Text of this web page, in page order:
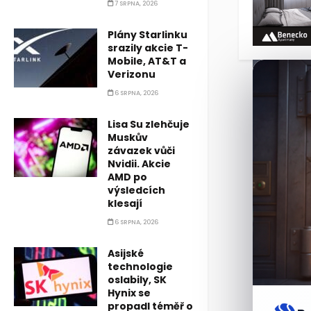
7 SRPNA, 2026
Plány Starlinku
srazily akcie T-
Mobile, AT&T a
Verizonu
6 SRPNA, 2026
Lisa Su zlehčuje
Muskův
závazek vůči
Nvidii. Akcie
AMD po
výsledcích
klesají
6 SRPNA, 2026
Asijské
technologie
oslabily, SK
Hynix se
propadl téměř o